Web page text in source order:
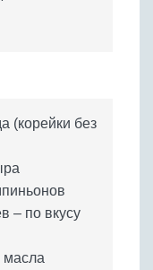
(корейки без
– по вкусу
масла